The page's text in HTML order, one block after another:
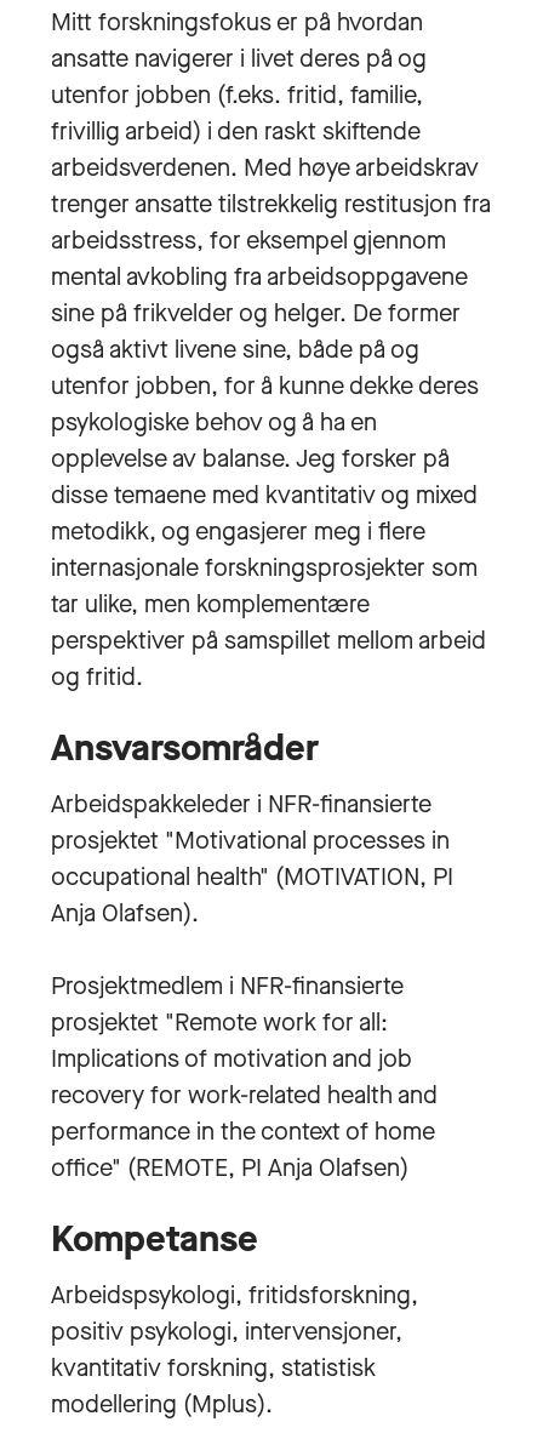
Mitt forskningsfokus er på hvordan
ansatte navigerer i livet deres på og
utenfor jobben (f.eks. fritid, familie,
frivillig arbeid) i den raskt skiftende
arbeidsverdenen. Med høye arbeidskrav
trenger ansatte tilstrekkelig restitusjon fra
arbeidsstress, for eksempel gjennom
mental avkobling fra arbeidsoppgavene
sine på frikvelder og helger. De former
også aktivt livene sine, både på og
utenfor jobben, for å kunne dekke deres
psykologiske behov og å ha en
opplevelse av balanse. Jeg forsker på
disse temaene med kvantitativ og mixed
metodikk, og engasjerer meg i flere
internasjonale forskningsprosjekter som
tar ulike, men komplementære
perspektiver på samspillet mellom arbeid
og fritid.
Ansvarsområder
Arbeidspakkeleder i NFR-finansierte
prosjektet "Motivational processes in
occupational health" (MOTIVATION, PI
Anja Olafsen).
Prosjektmedlem i NFR-finansierte
prosjektet "Remote work for all:
Implications of motivation and job
recovery for work-related health and
performance in the context of home
office" (REMOTE, PI Anja Olafsen)
Kompetanse
Arbeidspsykologi, fritidsforskning,
positiv psykologi, intervensjoner,
kvantitativ forskning, statistisk
modellering (Mplus).